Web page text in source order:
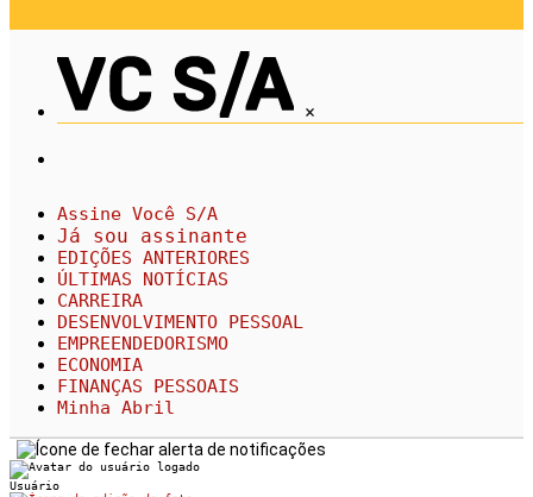
×
Assine Você S/A
Já sou assinante
EDIÇÕES ANTERIORES
ÚLTIMAS NOTÍCIAS
CARREIRA
DESENVOLVIMENTO PESSOAL
EMPREENDEDORISMO
ECONOMIA
FINANÇAS PESSOAIS
Minha Abril
Usuário